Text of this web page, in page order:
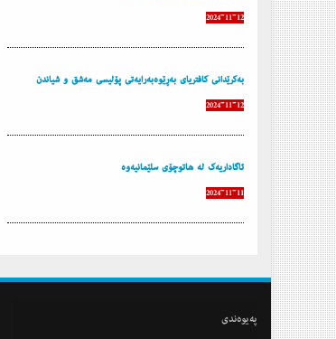
2024-11-12
به‌كرێدانی كافتریای به‌ڕێوه‌به‌رایه‌تی پۆلیسی مه‌شق و شیاندن
2024-11-12
ئاگاداریه‌ك له‌ هاتوچۆی سلێمانیه‌وه‌
2024-11-11
په‌یوه‌ندی